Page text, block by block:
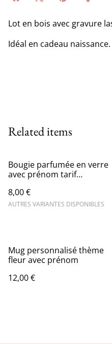
Lot en bois avec gravure
Idéal en cadeau naissance.
Related items
Bougie parfumée en verre
avec prénom tarif
8,00 €
AUTRES VARIANTES DISPONIBLES
Mug personnalisé thème
fleur avec prénom
12,00 €